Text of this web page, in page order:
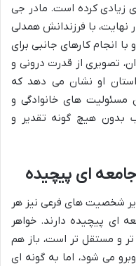
زیادی کرده است. مادر جی
با فرزندانش همدلی
انجام کارهای جانبی برای
تصویری از قدرت درونی و
او نشان می دهد که
مسئولیت های خانوادگی و
بدون هیچ گونه تقدیر و
ای پیچیده
شخصیت های فرعی نیز هر
ای پیچیده دارند. خواهر
و مستقل تر است، باز هم
می شود، اما به گونه ای